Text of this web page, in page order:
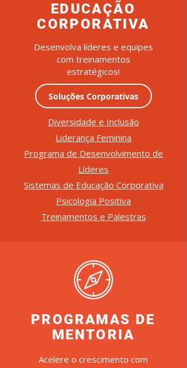
EDUCAÇÃO
CORPORATIVA
Desenvolva líderes e equipes
com treinamentos
estratégicos!
Soluções Corporativas
Diversidade e Inclusão
Liderança Feminina
Programa de Desenvolvimento de
Líderes
Sistemas de Educação Corporativa
Psicologia Positiva
Treinamentos e Palestras
PROGRAMAS DE
MENTORIA
Acelere o crescimento com